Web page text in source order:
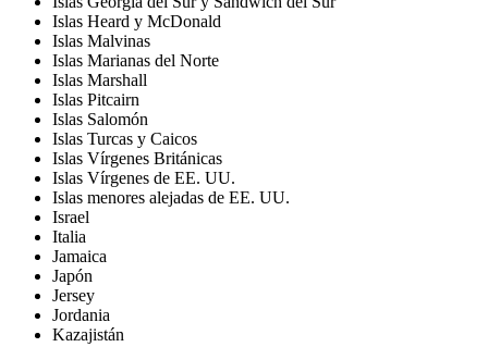
Islas Heard y McDonald
Islas Malvinas
Islas Marianas del Norte
Islas Marshall
Islas Pitcairn
Islas Salomón
Islas Turcas y Caicos
Islas Vírgenes Británicas
Islas Vírgenes de EE. UU.
Islas menores alejadas de EE. UU.
Israel
Italia
Jamaica
Japón
Jersey
Jordania
Kazajistán